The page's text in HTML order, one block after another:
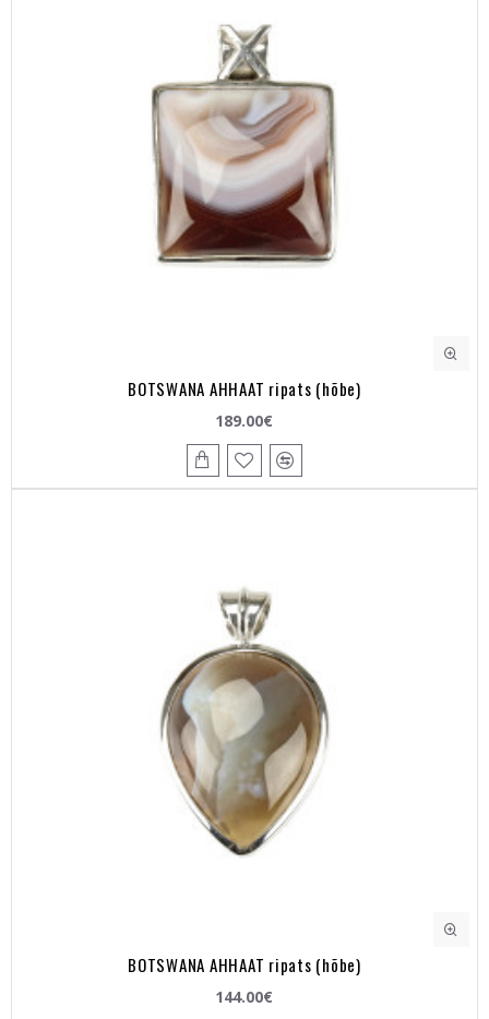
BOTSWANA AHHAAT ripats (hõbe)
189.00€
BOTSWANA AHHAAT ripats (hõbe)
144.00€